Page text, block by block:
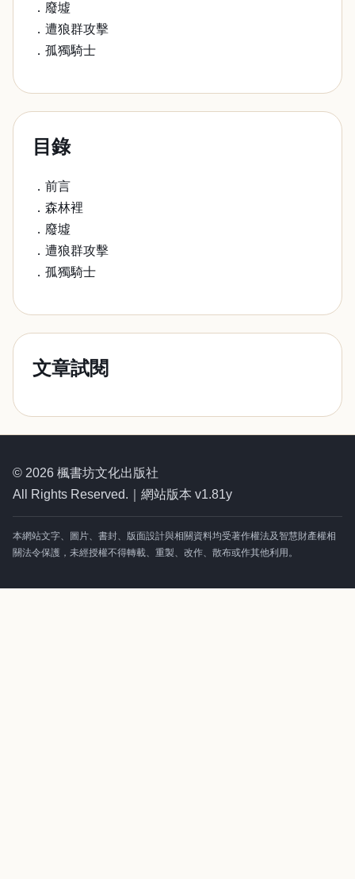
．廢墟
．遭狼群攻擊
．孤獨騎士
目錄
．前言
．森林裡
．廢墟
．遭狼群攻擊
．孤獨騎士
文章試閱
© 2026 楓書坊文化出版社
All Rights Reserved.｜網站版本 v1.81y
本網站文字、圖片、書封、版面設計與相關資料均受著作權法及智慧財產權相
關法令保護，未經授權不得轉載、重製、改作、散布或作其他利用。